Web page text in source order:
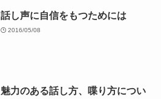
話し声に自信をもつためには
2016/05/08
魅力のある話し方、喋り方につい